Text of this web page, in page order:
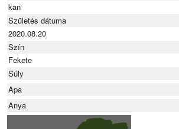
kan
Születés dátuma
2020.08.20
Szín
Fekete
Súly
Apa
Anya